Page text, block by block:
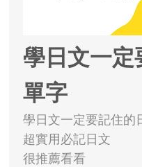
學日文一
單字
學日文一定要記住的
超實用必記日文
很推薦看看